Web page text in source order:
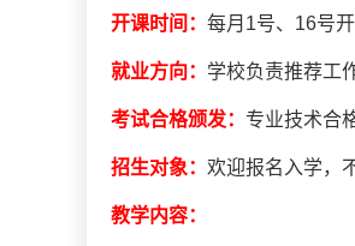
开课时间： 每月1号、16号
就业方向： 学校负责推荐工
考试合格颁发： 专业技术合
招生对象： 欢迎报名入学，
教学内容：